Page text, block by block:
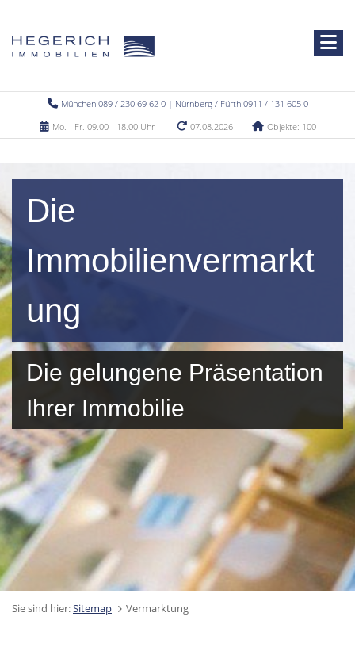
München 089 / 230 69 62 0 | Nürnberg / Fürth 0911 / 131 605 0
Mo. - Fr. 09.00 - 18.00 Uhr
07.08.2026 Objekte: 100
Die
Immobilienvermarkt
ung
Die gelungene Präsentation
Ihrer Immobilie
Sie sind hier:Sitemap Vermarktung